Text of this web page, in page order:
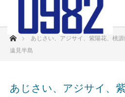
ホームあじさい、アジサイ、紫陽花、桃
遠見半島
あじさい、アジサイ、